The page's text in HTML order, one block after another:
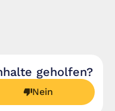
geholfen?
Nein